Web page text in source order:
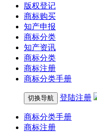
版权登记
商标购买
知产申报
商标分类
知产资讯
商标分类
商标注册
商标分类手册
切换导航 登陆注册
商标分类手册
商标注册